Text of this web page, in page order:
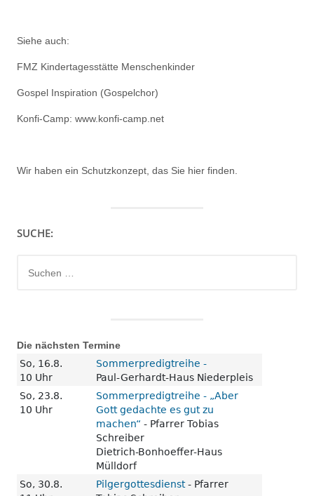
Siehe auch:
FMZ Kindertagesstätte Menschenkinder
Gospel Inspiration (Gospelchor)
Konfi-Camp: www.konfi-camp.net
Wir haben ein Schutzkonzept, das Sie hier finden.
SUCHE:
nach:
Die nächsten Termine